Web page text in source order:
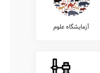
آزمایشگاه علوم